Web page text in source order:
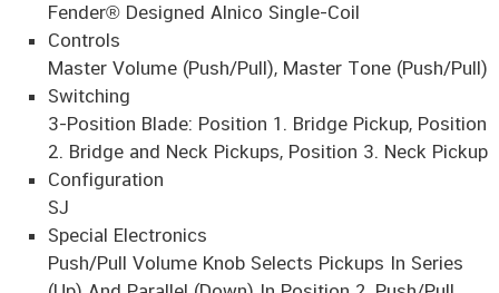
Fender® Designed Alnico Single-Coil
Controls
Master Volume (Push/Pull), Master Tone (Push/Pull)
Switching
3-Position Blade: Position 1. Bridge Pickup, Position
2. Bridge and Neck Pickups, Position 3. Neck Pickup
Configuration
SJ
Special Electronics
Push/Pull Volume Knob Selects Pickups In Series